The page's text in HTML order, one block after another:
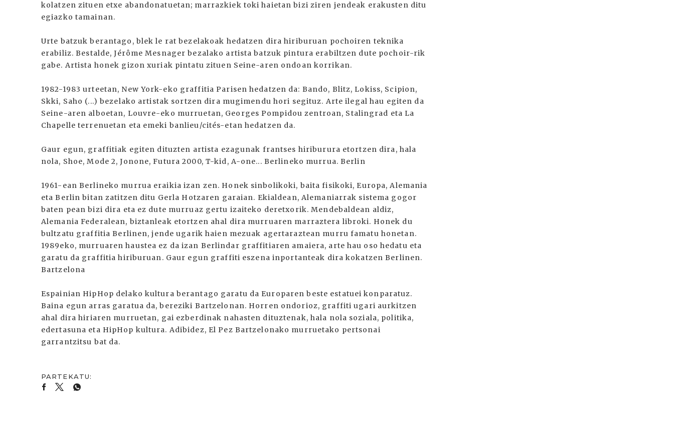
kolatzen zituen etxe abandonatuetan; marrazkiek toki haietan bizi ziren jendeak erakusten ditu
egiazko tamainan.
Urte batzuk berantago, blek le rat bezelakoak hedatzen dira hiriburuan pochoiren teknika
erabiliz. Bestalde, Jérôme Mesnager bezalako artista batzuk pintura erabiltzen dute pochoir-rik
gabe. Artista honek gizon xuriak pintatu zituen Seine-aren ondoan korrikan.
1982-1983 urteetan, New York-eko graffitia Parisen hedatzen da: Bando, Blitz, Lokiss, Scipion,
Skki, Saho (...) bezelako artistak sortzen dira mugimendu hori segituz. Arte ilegal hau egiten da
Seine-aren alboetan, Louvre-eko murruetan, Georges Pompidou zentroan, Stalingrad eta La
Chapelle terrenuetan eta emeki banlieu/cités-etan hedatzen da.
Gaur egun, graffitiak egiten dituzten artista ezagunak frantses hiriburura etortzen dira, hala
nola, Shoe, Mode 2, Jonone, Futura 2000, T-kid, A-one... Berlineko murrua. Berlin
1961-ean Berlineko murrua eraikia izan zen. Honek sinbolikoki, baita fisikoki, Europa, Alemania
eta Berlin bitan zatitzen ditu Gerla Hotzaren garaian. Ekialdean, Alemaniarrak sistema gogor
baten pean bizi dira eta ez dute murruaz gertu izaiteko deretxorik. Mendebaldean aldiz,
Alemania Federalean, biztanleak etortzen ahal dira murruaren marraztera libroki. Honek du
bultzatu graffitia Berlinen, jende ugarik haien mezuak agertaraztean murru famatu honetan.
1989eko, murruaren haustea ez da izan Berlindar graffitiaren amaiera, arte hau oso hedatu eta
garatu da graffitia hiriburuan. Gaur egun graffiti eszena inportanteak dira kokatzen Berlinen.
Bartzelona
Espainian HipHop delako kultura berantago garatu da Europaren beste estatuei konparatuz.
Baina egun arras garatua da, bereziki Bartzelonan. Horren ondorioz, graffiti ugari aurkitzen
ahal dira hiriaren murruetan, gai ezberdinak nahasten dituztenak, hala nola soziala, politika,
edertasuna eta HipHop kultura. Adibidez, El Pez Bartzelonako murruetako pertsonai
garrantzitsu bat da.